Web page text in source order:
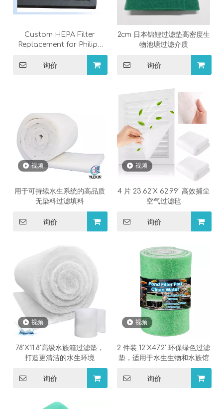
Custom HEPA Filter
Replacement for Philips
Air Purifier FY1410 |
OEM/ODM Factory
询价
2cm 日本锦鲤过滤垫高密度生
物池塘过滤介质
询价
视频
用于可持续水生系统的高品质
无染料过滤填料
询价
视频
4 片 23.62'X 62.99' 高效捕尘
空气过滤毡
询价
视频
78'X11.8'高级水族箱过滤垫，
打造更清洁的水生环境
询价
视频
2 件装 12'X47.2' 环保绿色过滤
垫，适用于水生生物和水族馆
询价